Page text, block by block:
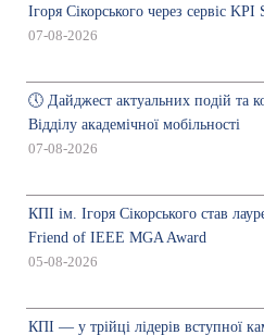
Ігоря Сікорського через сервіс KPI
07-08-2026
🕔 Дайджест актуальних подій та
Відділу академічної мобільності
07-08-2026
КПІ ім. Ігоря Сікорського став
Friend of IEEE MGA Award
05-08-2026
КПІ — у трійці лідерів вступної